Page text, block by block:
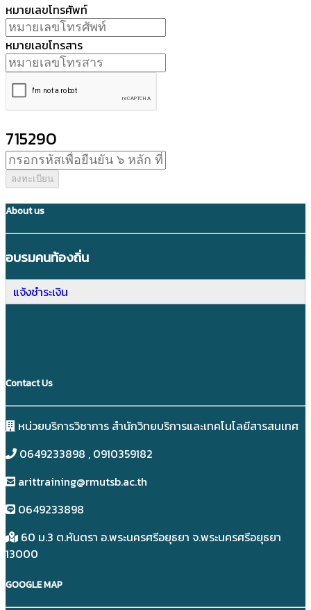
หมายเลขโทรศัพท์
หมายเลขโทรสาร
715290
ลงทะเบียน
About us
อบรมคนท้องถิ่น
แจ้งชำระเงิน
Contact Us
หน่วยบริการวิชาการ สำนักวิทยบริการและเทคโนโลยีสารสนเทศ
0649233898​ , 0910359182
arittraining@rmutsb.ac.th
0649233898​
60 ม.3 ต.หันตรา อ.พระนครศรีอยุธยา จ.พระนครศรีอยุธยา
13000
GOOGLE MAP